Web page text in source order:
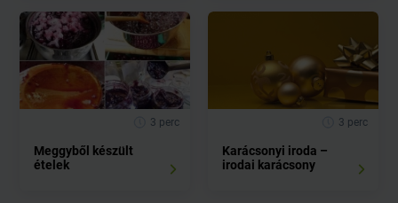
3 perc
Meggyből készült
ételek
3 perc
Karácsonyi iroda –
irodai karácsony